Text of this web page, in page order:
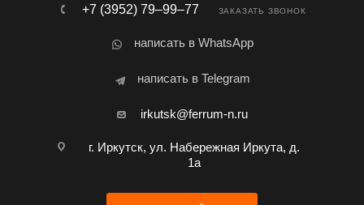
+7 (3952) 79‒99‒77 ЗАКАЗАТЬ ЗВОНОК
написать в WhatsApp
написать в Telegram
irkutsk@ferrum-n.ru
г. Иркутск, ул. Набережная Иркута, д.
1а